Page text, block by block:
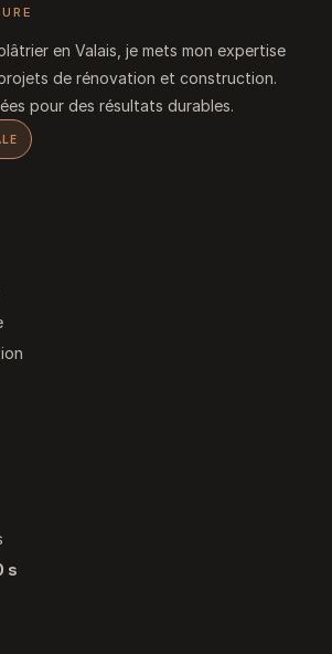
en Valais, je mets mon expertise
de rénovation et construction.
pour des résultats durables.
s